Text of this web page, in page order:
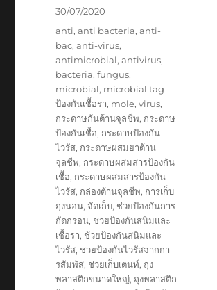
Posted
30/07/2020
Tags
anti,anti bacteria,anti-
bac,anti-virus,
antimicrobial,antivirus,
bacteria,fungus,
microbial, microbial tag
ป้องกันเชื้อรา, mole,virus,
กระดาษกันต้านจุลชีพ, กระดาษ
ป้องกันเชื้อ, กระดาษป้องกัน
ไวรัส, กระดาษผสมยาต้าน
จุลชีพ, กระดาษผสมสารป้องกัน
เชื้อ, กระดาษผสมสารป้องกัน
ไวรัส, กล่องต้านจุลชีพ, การเก็บ
ถุงนอน, จัดเก็บ, ช่วยป้องกันการ
กัดกร่อน, ช่วยป้องกันสนิมและ
เชื้อรา, ช้วยป้องกันสนิมและ
ไวรัส, ช่วยป้องกันไวรัสจากกา
รสัมพัส, ช่วยเก็บเตนท์, ถุง
พลาสติกขนาดใหญ่, ถุงพลาสติก